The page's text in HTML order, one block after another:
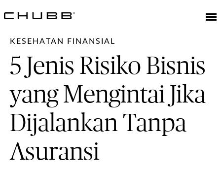
KESEHATAN FINANSIAL
5 Jenis Risiko Bisnis
yang Mengintai Jika
Dijalankan Tanpa
Asuransi